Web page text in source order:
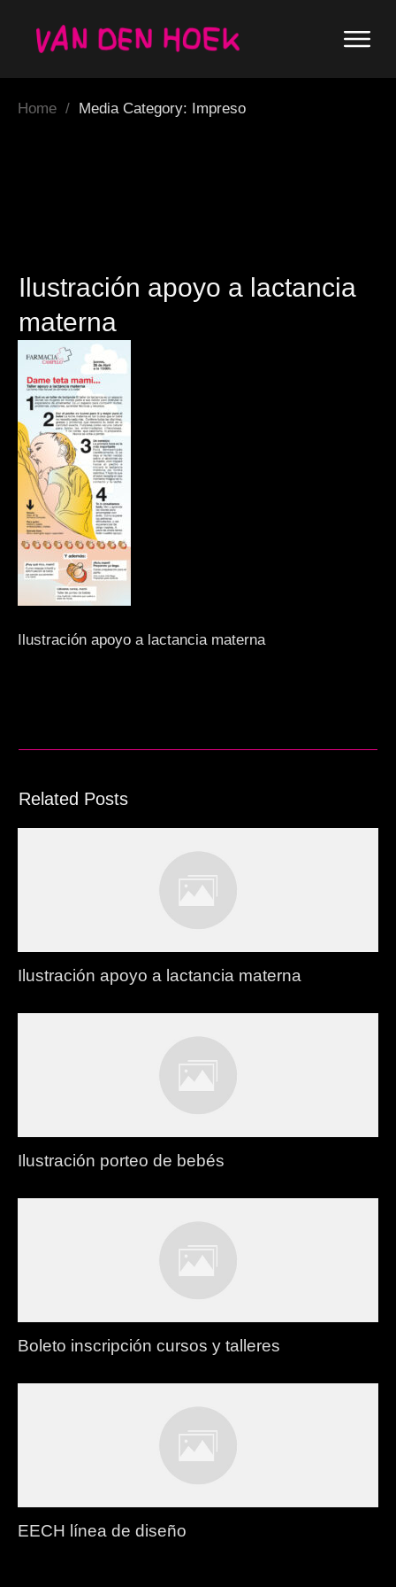
Home / Media Category: Impreso
Ilustración apoyo a lactancia
materna
Ilustración apoyo a lactancia materna
Related Posts
Ilustración apoyo a lactancia materna
Ilustración porteo de bebés
Boleto inscripción cursos y talleres
EECH línea de diseño